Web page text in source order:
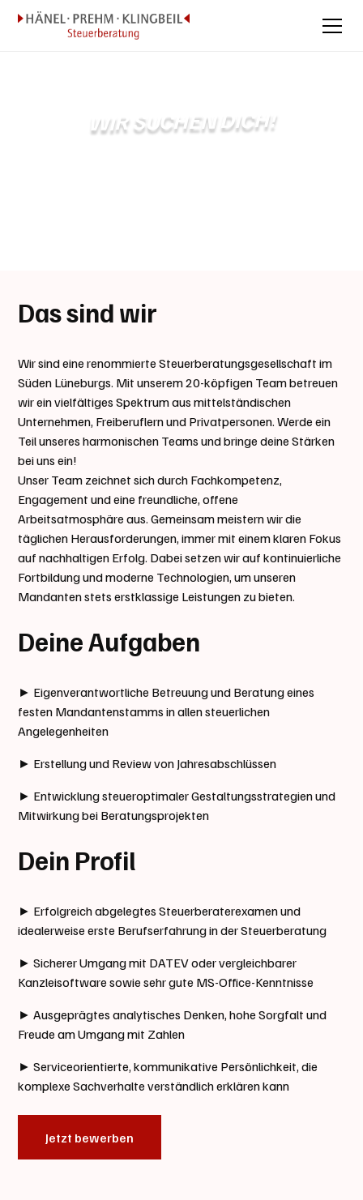
WIR SUCHEN DICH!
Das sind wir
Wir sind eine renommierte Steuerberatungsgesellschaft im
Süden Lüneburgs. Mit unserem 20-köpfigen Team betreuen
wir ein vielfältiges Spektrum aus mittelständischen
Unternehmen, Freiberuflern und Privatpersonen. Werde ein
Teil unseres harmonischen Teams und bringe deine Stärken
bei uns ein!
Unser Team zeichnet sich durch Fachkompetenz,
Engagement und eine freundliche, offene
Arbeitsatmosphäre aus. Gemeinsam meistern wir die
täglichen Herausforderungen, immer mit einem klaren Fokus
auf nachhaltigen Erfolg. Dabei setzen wir auf kontinuierliche
Fortbildung und moderne Technologien, um unseren
Mandanten stets erstklassige Leistungen zu bieten.
Deine Aufgaben
► Eigenverantwortliche Betreuung und Beratung eines
festen Mandantenstamms in allen steuerlichen
Angelegenheiten
► Erstellung und Review von Jahresabschlüssen
► Entwicklung steueroptimaler Gestaltungsstrategien und
Mitwirkung bei Beratungsprojekten
Dein Profil
► Erfolgreich abgelegtes Steuerberaterexamen und
idealerweise erste Berufserfahrung in der Steuerberatung
► Sicherer Umgang mit DATEV oder vergleichbarer
Kanzleisoftware sowie sehr gute MS-Office-Kenntnisse
► Ausgeprägtes analytisches Denken, hohe Sorgfalt und
Freude am Umgang mit Zahlen
► Serviceorientierte, kommunikative Persönlichkeit, die
komplexe Sachverhalte verständlich erklären kann
Jetzt bewerben